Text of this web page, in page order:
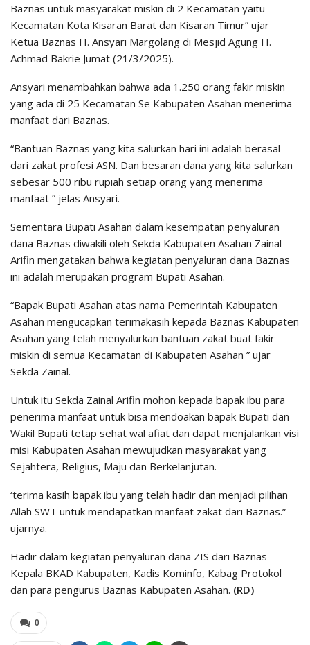
Baznas untuk masyarakat miskin di 2 Kecamatan yaitu
Kecamatan Kota Kisaran Barat dan Kisaran Timur” ujar
Ketua Baznas H. Ansyari Margolang di Mesjid Agung H.
Achmad Bakrie Jumat (21/3/2025).
Ansyari menambahkan bahwa ada 1.250 orang fakir miskin
yang ada di 25 Kecamatan Se Kabupaten Asahan menerima
manfaat dari Baznas.
“Bantuan Baznas yang kita salurkan hari ini adalah berasal
dari zakat profesi ASN. Dan besaran dana yang kita salurkan
sebesar 500 ribu rupiah setiap orang yang menerima
manfaat ” jelas Ansyari.
Sementara Bupati Asahan dalam kesempatan penyaluran
dana Baznas diwakili oleh Sekda Kabupaten Asahan Zainal
Arifin mengatakan bahwa kegiatan penyaluran dana Baznas
ini adalah merupakan program Bupati Asahan.
“Bapak Bupati Asahan atas nama Pemerintah Kabupaten
Asahan mengucapkan terimakasih kepada Baznas Kabupaten
Asahan yang telah menyalurkan bantuan zakat buat fakir
miskin di semua Kecamatan di Kabupaten Asahan ” ujar
Sekda Zainal.
Untuk itu Sekda Zainal Arifin mohon kepada bapak ibu para
penerima manfaat untuk bisa mendoakan bapak Bupati dan
Wakil Bupati tetap sehat wal afiat dan dapat menjalankan visi
misi Kabupaten Asahan mewujudkan masyarakat yang
Sejahtera, Religius, Maju dan Berkelanjutan.
‘terima kasih bapak ibu yang telah hadir dan menjadi pilihan
Allah SWT untuk mendapatkan manfaat zakat dari Baznas.”
ujarnya.
Hadir dalam kegiatan penyaluran dana ZIS dari Baznas
Kepala BKAD Kabupaten, Kadis Kominfo, Kabag Protokol
dan para pengurus Baznas Kabupaten Asahan. (RD)
0